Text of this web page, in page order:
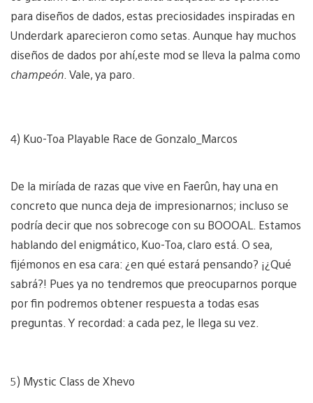
para diseños de dados, estas preciosidades inspiradas en
Underdark aparecieron como setas. Aunque hay muchos
diseños de dados por ahí,este mod se lleva la palma como
champeón . Vale, ya paro.
4) Kuo-Toa Playable Race de Gonzalo_Marcos
De la miríada de razas que vive en Faerûn, hay una en
concreto que nunca deja de impresionarnos; incluso se
podría decir que nos sobrecoge con su BOOOAL. Estamos
hablando del enigmático, Kuo-Toa, claro está. O sea,
fijémonos en esa cara: ¿en qué estará pensando? ¡¿Qué
sabrá?! Pues ya no tendremos que preocuparnos porque
por fin podremos obtener respuesta a todas esas
preguntas. Y recordad: a cada pez, le llega su vez.
5) Mystic Class de Xhevo